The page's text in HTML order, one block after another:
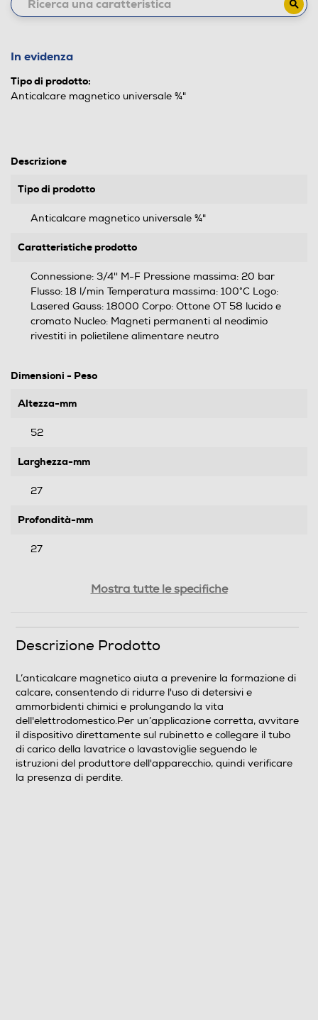
In evidenza
Tipo di prodotto:
Anticalcare magnetico universale ¾"
Descrizione
Tipo di prodotto
Anticalcare magnetico universale ¾"
Caratteristiche prodotto
Connessione: 3/4'' M-F Pressione massima: 20 bar
Flusso: 18 l/min Temperatura massima: 100°C Logo:
Lasered Gauss: 18000 Corpo: Ottone OT 58 lucido e
cromato Nucleo: Magneti permanenti al neodimio
rivestiti in polietilene alimentare neutro
Dimensioni - Peso
Altezza-mm
52
Larghezza-mm
27
Profondità-mm
27
Informazioni sulla sicurezza del prodotto
Clicca qui
Mostra tutte le specifiche
Descrizione Prodotto
L’anticalcare magnetico aiuta a prevenire la formazione di
calcare, consentendo di ridurre l'uso di detersivi e
ammorbidenti chimici e prolungando la vita
dell'elettrodomestico.Per un’applicazione corretta, avvitare
il dispositivo direttamente sul rubinetto e collegare il tubo
di carico della lavatrice o lavastoviglie seguendo le
istruzioni del produttore dell'apparecchio, quindi verificare
la presenza di perdite.